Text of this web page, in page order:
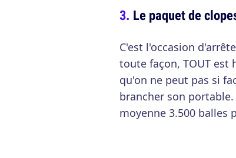
Le paquet de
C'est l'occasion
toute façon, TOUT est
qu'on ne peut pas si
brancher son
moyenne 3.500 balles